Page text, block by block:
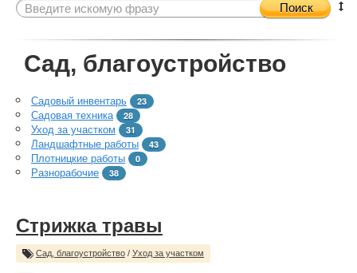
Поиск
Сад, благоустройство
Садовый инвентарь 23
Садовая техника 28
Уход за участком 31
Ландшафтные работы 43
Плотницкие работы 0
Разнорабочие 38
Стрижка травы
Сад, благоустройство / Уход за участком